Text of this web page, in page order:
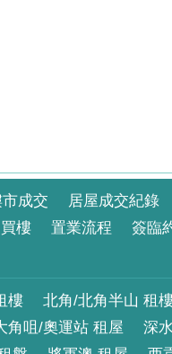
成交 居屋成交紀錄
樓 置業流程 簽臨
樓 北角/北角半山 租
角咀/奧運站 租屋 深